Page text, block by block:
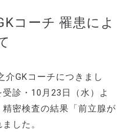
コーチ 罹患によ
介GKコーチにつきまし
診・10月23日（水）よ
密検査の結果「前立腺が
した。